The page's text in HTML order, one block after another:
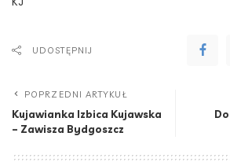
UDOSTĘPNIJ
POPRZEDNI ARTYKUŁ
Kujawianka Izbica Kujawska
– Zawisza Bydgoszcz